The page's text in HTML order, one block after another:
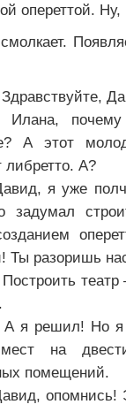
опереттой.
А этот
либретто. А?
я уже
задумал
Ты разоришь
театр
я решил! Но я
на
помещений.
опомнись!